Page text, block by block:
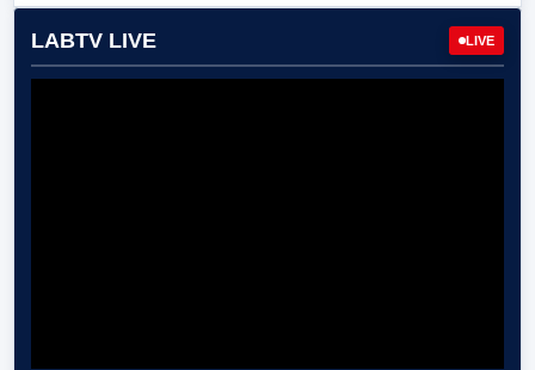
LABTV LIVE LIVE